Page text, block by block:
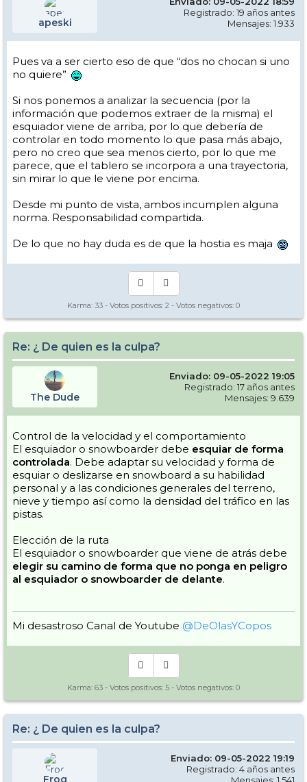
apeski
Registrado: 19 años antes
Mensajes: 1.933
Pues va a ser cierto eso de que “dos no chocan si uno
no quiere”
Si nos ponemos a analizar la secuencia (por la
información que podemos extraer de la misma) el
esquiador viene de arriba, por lo que debería de
controlar en todo momento lo que pasa más abajo,
pero no creo que sea menos cierto, por lo que me
parece, que el tablero se incorpora a una trayectoria,
sin mirar lo que le viene por encima.
Desde mi punto de vista, ambos incumplen alguna
norma. Responsabilidad compartida.
De lo que no hay duda es de que la hostia es maja
Karma: 33 - Votos positivos: 2 - Votos negativos: 0
Re: ¿ De quien es la culpa?
The Dude
Enviado: 09-05-2022 19:05
Registrado: 17 años antes
Mensajes: 9.639
Control de la velocidad y el comportamiento
El esquiador o snowboarder debe esquiar de forma
controlada. Debe adaptar su velocidad y forma de
esquiar o deslizarse en snowboard a su habilidad
personal y a las condiciones generales del terreno,
nieve y tiempo así como la densidad del tráfico en las
pistas.
Elección de la ruta
El esquiador o snowboarder que viene de atrás debe
elegir su camino de forma que no ponga en peligro
al esquiador o snowboarder de delante.
Mi desastroso Canal de Youtube @DeOlasYCopos
Karma: 63 - Votos positivos: 5 - Votos negativos: 0
Re: ¿ De quien es la culpa?
Frog
Enviado: 09-05-2022 19:19
Registrado: 4 años antes